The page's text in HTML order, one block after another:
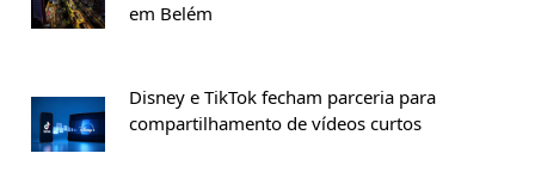
em Belém
Disney e TikTok fecham parceria para
compartilhamento de vídeos curtos